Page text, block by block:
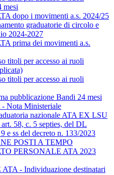
mesi
dopo i movimenti a.s. 2024/25
graduatorie di circolo e
2024-2027
prima dei movimenti a.s.
titoli per accesso ai ruoli
titoli per accesso ai ruoli
pubblicazione Bandi 24 mesi
- Nota Ministeriale
nazionale ATA EX LSU
58, c. 5 septies, del DL
e ss del decreto n. 133/2023
POSTI A TEMPO
PERSONALE ATA 2023
- Individuazione destinatari